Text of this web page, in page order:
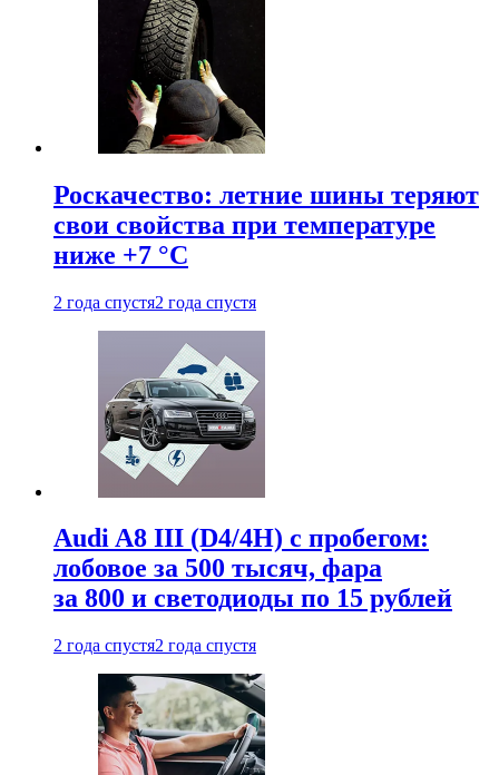
Роскачество: летние шины теряют
свои свойства при температуре
ниже +7 °C
2 года спустя2 года спустя
Audi A8 III (D4/4H) c пробегом:
лобовое за 500 тысяч, фара
за 800 и светодиоды по 15 рублей
2 года спустя2 года спустя